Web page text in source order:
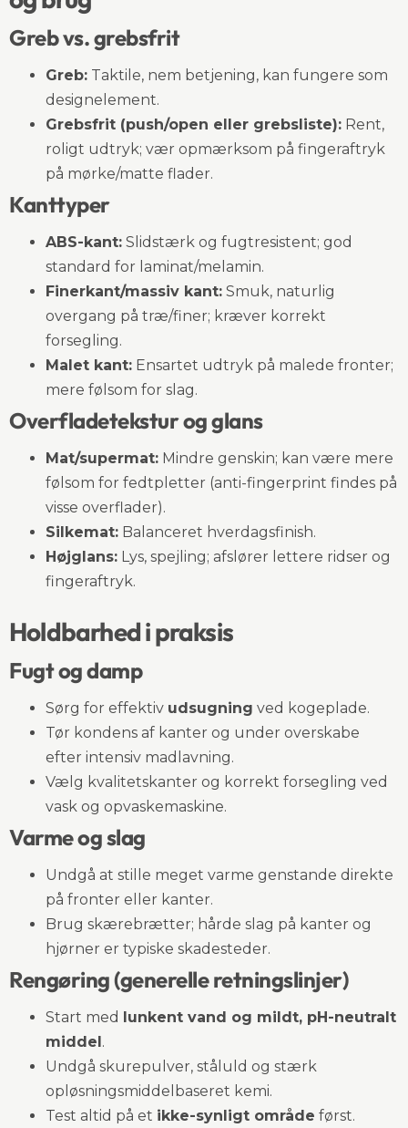
Greb vs. grebsfrit
Greb: Taktile, nem betjening, kan fungere som
designelement.
Grebsfrit (push/open eller grebsliste): Rent,
roligt udtryk; vær opmærksom på fingeraftryk
på mørke/matte flader.
Kanttyper
ABS-kant: Slidstærk og fugtresistent; god
standard for laminat/melamin.
Finerkant/massiv kant: Smuk, naturlig
overgang på træ/finer; kræver korrekt
forsegling.
Malet kant: Ensartet udtryk på malede fronter;
mere følsom for slag.
Overfladetekstur og glans
Mat/supermat: Mindre genskin; kan være mere
følsom for fedtpletter (anti-fingerprint findes på
visse overflader).
Silkemat: Balanceret hverdagsfinish.
Højglans: Lys, spejling; afslører lettere ridser og
fingeraftryk.
Holdbarhed i praksis
Fugt og damp
Sørg for effektiv udsugning ved kogeplade.
Tør kondens af kanter og under overskabe
efter intensiv madlavning.
Vælg kvalitetskanter og korrekt forsegling ved
vask og opvaskemaskine.
Varme og slag
Undgå at stille meget varme genstande direkte
på fronter eller kanter.
Brug skærebrætter; hårde slag på kanter og
hjørner er typiske skadesteder.
Rengøring (generelle retningslinjer)
Start med lunkent vand og mildt, pH-neutralt
middel.
Undgå skurepulver, ståluld og stærk
opløsningsmiddelbaseret kemi.
Test altid på et ikke-synligt område først.